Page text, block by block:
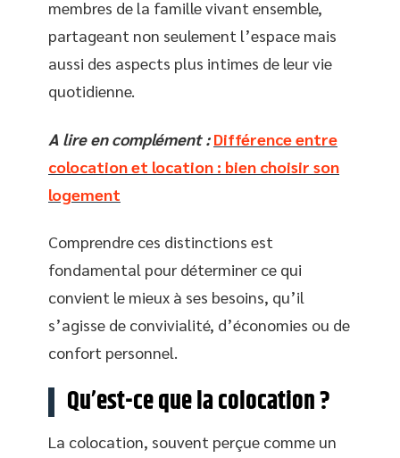
membres de la famille vivant ensemble,
partageant non seulement l’espace mais
aussi des aspects plus intimes de leur vie
quotidienne.
A lire en complément : Différence entre
colocation et location : bien choisir son
logement
Comprendre ces distinctions est
fondamental pour déterminer ce qui
convient le mieux à ses besoins, qu’il
s’agisse de convivialité, d’économies ou de
confort personnel.
Qu’est-ce que la colocation ?
La colocation, souvent perçue comme un